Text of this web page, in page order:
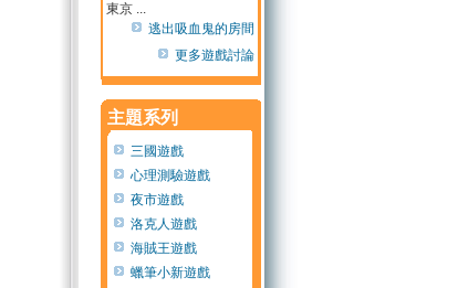
東京 ...
逃出吸血鬼的房間
更多遊戲討論
主題系列
三國遊戲
心理測驗遊戲
夜市遊戲
洛克人遊戲
海賊王遊戲
蠟筆小新遊戲